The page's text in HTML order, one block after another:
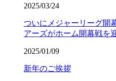
2025/03/24
ついにメジャーリーグ開
アーズがホーム開幕戦を
2025/01/09
新年のご挨拶